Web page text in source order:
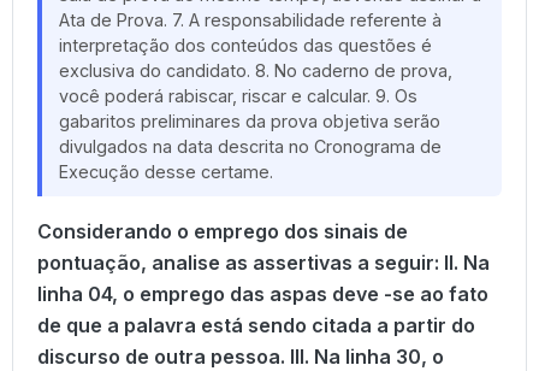
Ata de Prova. 7. A responsabilidade referente à
interpretação dos conteúdos das questões é
exclusiva do candidato. 8. No caderno de prova,
você poderá rabiscar, riscar e calcular. 9. Os
gabaritos preliminares da prova objetiva serão
divulgados na data descrita no Cronograma de
Execução desse certame.
Considerando o emprego dos sinais de
pontuação, analise as assertivas a seguir: II. Na
linha 04, o emprego das aspas deve -se ao fato
de que a palavra está sendo citada a partir do
discurso de outra pessoa. III. Na linha 30, o